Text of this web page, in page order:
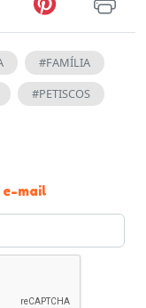
#FAMÍLIA
#PETISCOS
mail